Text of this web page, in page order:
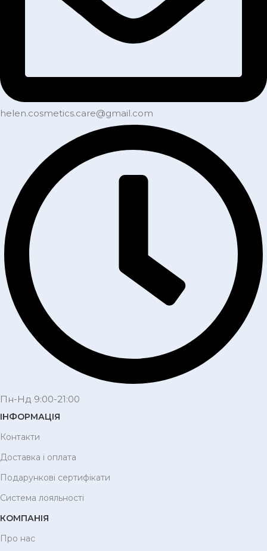
helen.cosmetics.care@gmail.com
Пн-Нд 9:00-21:00
ІНФОРМАЦІЯ
Контакти
Доставка і оплата
Подарункові сертифікати
Система лояльності
КОМПАНІЯ
Про нас